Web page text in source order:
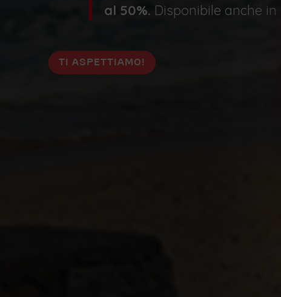
al 50%. Disponibile anche in
TI ASPETTIAMO!